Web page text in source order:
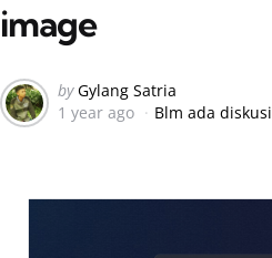
image
Posted
by
by Gylang Satria
1 year ago
Blm ada diskusi